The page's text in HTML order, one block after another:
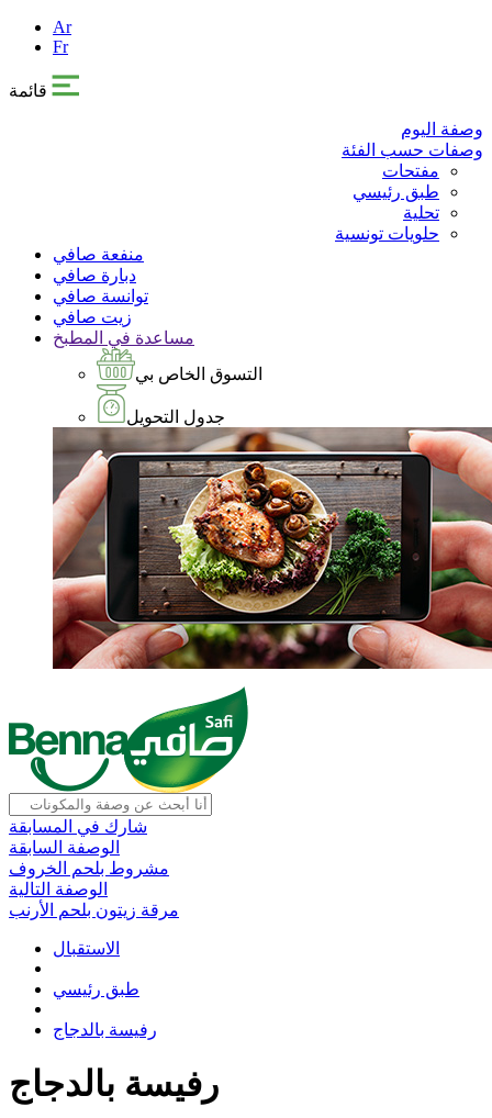
Ar
Fr
قائمة
وصفة اليوم
وصفات حسب الفئة
مفتحات
طبق رئيسي
تحلية
حلويات تونسية
منفعة صافي
دبارة صافي
توانسة صافي
زيت صافي
مساعدة في المطبخ
التسوق الخاص بي
جدول التحويل
شارك في المسابقة
الوصفة السابقة
مشروط بلحم الخروف
الوصفة التالية
مرقة زيتون بلحم الأرنب
الاستقبال
طبق رئيسي
رفيسة بالدجاج
رفيسة بالدجاج